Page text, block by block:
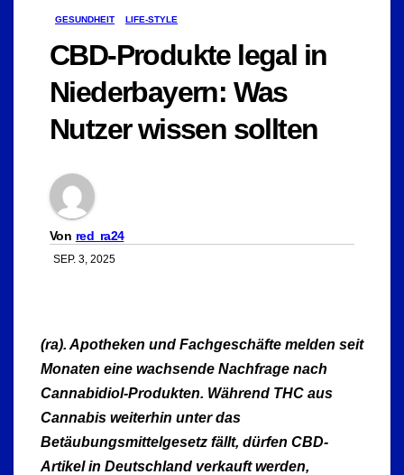
GESUNDHEIT LIFE-STYLE
CBD-Produkte legal in
Niederbayern: Was
Nutzer wissen sollten
Von red_ra24
SEP. 3, 2025
(ra). Apotheken und Fachgeschäfte melden seit
Monaten eine wachsende Nachfrage nach
Cannabidiol-Produkten. Während THC aus
Cannabis weiterhin unter das
Betäubungsmittelgesetz fällt, dürfen CBD-
Artikel in Deutschland verkauft werden,